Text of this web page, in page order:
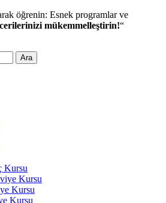
öğrenin: Esnek programlar ve
mükemmelleştirin!“
Ara
Kursu
Kursu
Kursu
Kursu